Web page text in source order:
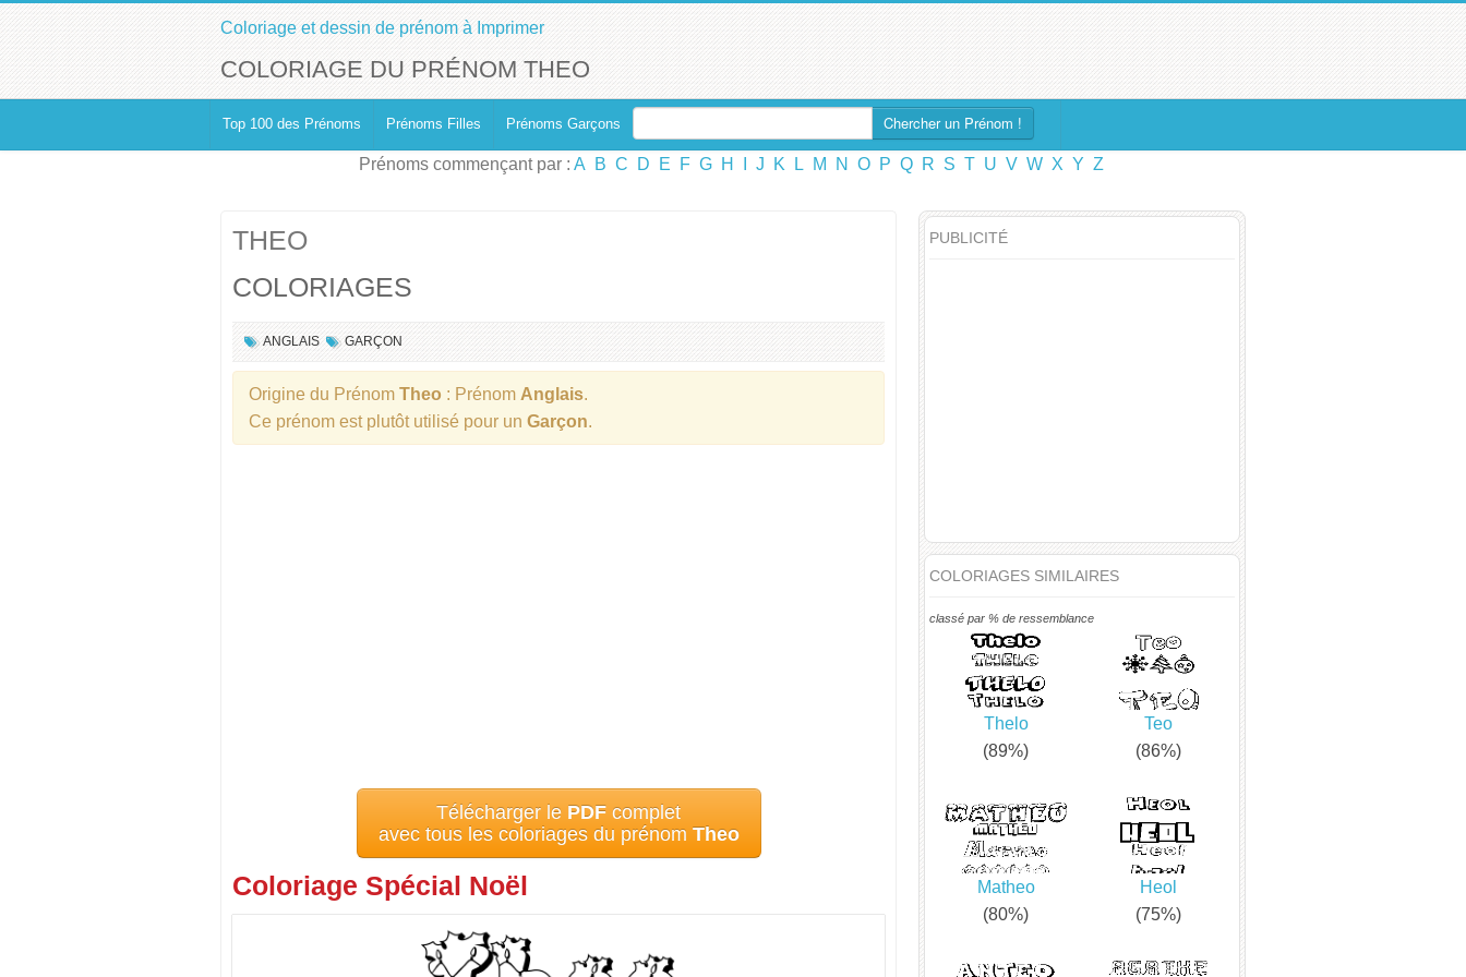
Coloriage et dessin de prénom à Imprimer
COLORIAGE DU PRÉNOM THEO
Top 100 des Prénoms Prénoms Filles Prénoms Garçons Chercher un Prénom !
Prénoms commençant par : A B C D E F G H J K L M N O P Q R S T U V W X Y Z
THEO
COLORIAGES
ANGLAIS GARÇON
Origine du Prénom Theo : Prénom Anglais.
Ce prénom est plutôt utilisé pour un Garçon.
Télécharger le PDF complet
avec tous les coloriages du prénom Theo
Coloriage Spécial Noël
PUBLICITÉ
COLORIAGES SIMILAIRES
classé par % de ressemblance
Thelo
(89%)
Teo
(86%)
Matheo
(80%)
Heol
(75%)